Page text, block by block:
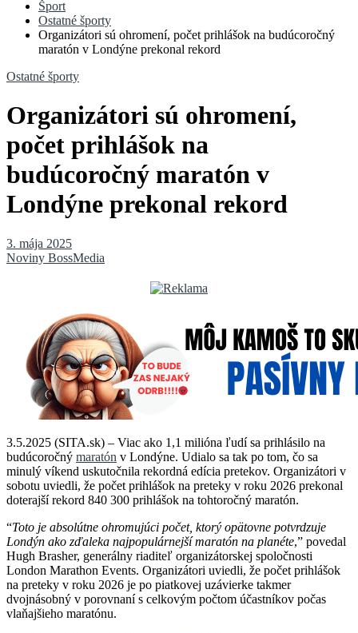
Šport
Ostatné športy
Organizátori sú ohromení, počet prihlášok na budúcoročný
maratón v Londýne prekonal rekord
Ostatné športy
Organizátori sú ohromení,
počet prihlášok na
budúcoročný maratón v
Londýne prekonal rekord
3. mája 2025
Noviny BossMedia
3.5.2025 (SITA.sk) – Viac ako 1,1 milióna ľudí sa prihlásilo na
budúcoročný maratón v Londýne. Udialo sa tak po tom, čo sa
minulý víkend uskutočnila rekordná edícia pretekov. Organizátori v
sobotu uviedli, že počet prihlášok na preteky v roku 2026 prekonal
doterajší rekord 840 300 prihlášok na tohtoročný maratón.
“Toto je absolútne ohromujúci počet, ktorý opätovne potvrdzuje
Londýn ako zďaleka najpopulárnejší maratón na planéte,” povedal
Hugh Brasher, generálny riaditeľ organizátorskej spoločnosti
London Marathon Events. Organizátori uviedli, že počet prihlášok
na preteky v roku 2026 je po piatkovej uzávierke takmer
dvojnásobný v porovnaní s celkovým počtom účastníkov počas
vlaňajšieho maratónu.